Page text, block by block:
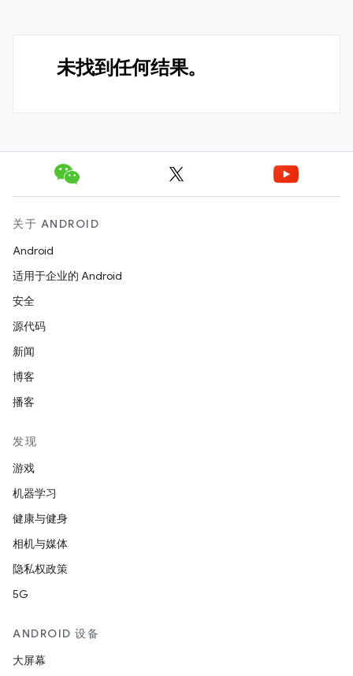
未找到任何结果。
关于 ANDROID
Android
适用于企业的 Android
安全
源代码
新闻
博客
播客
发现
游戏
机器学习
健康与健身
相机与媒体
隐私权政策
5G
ANDROID 设备
大屏幕